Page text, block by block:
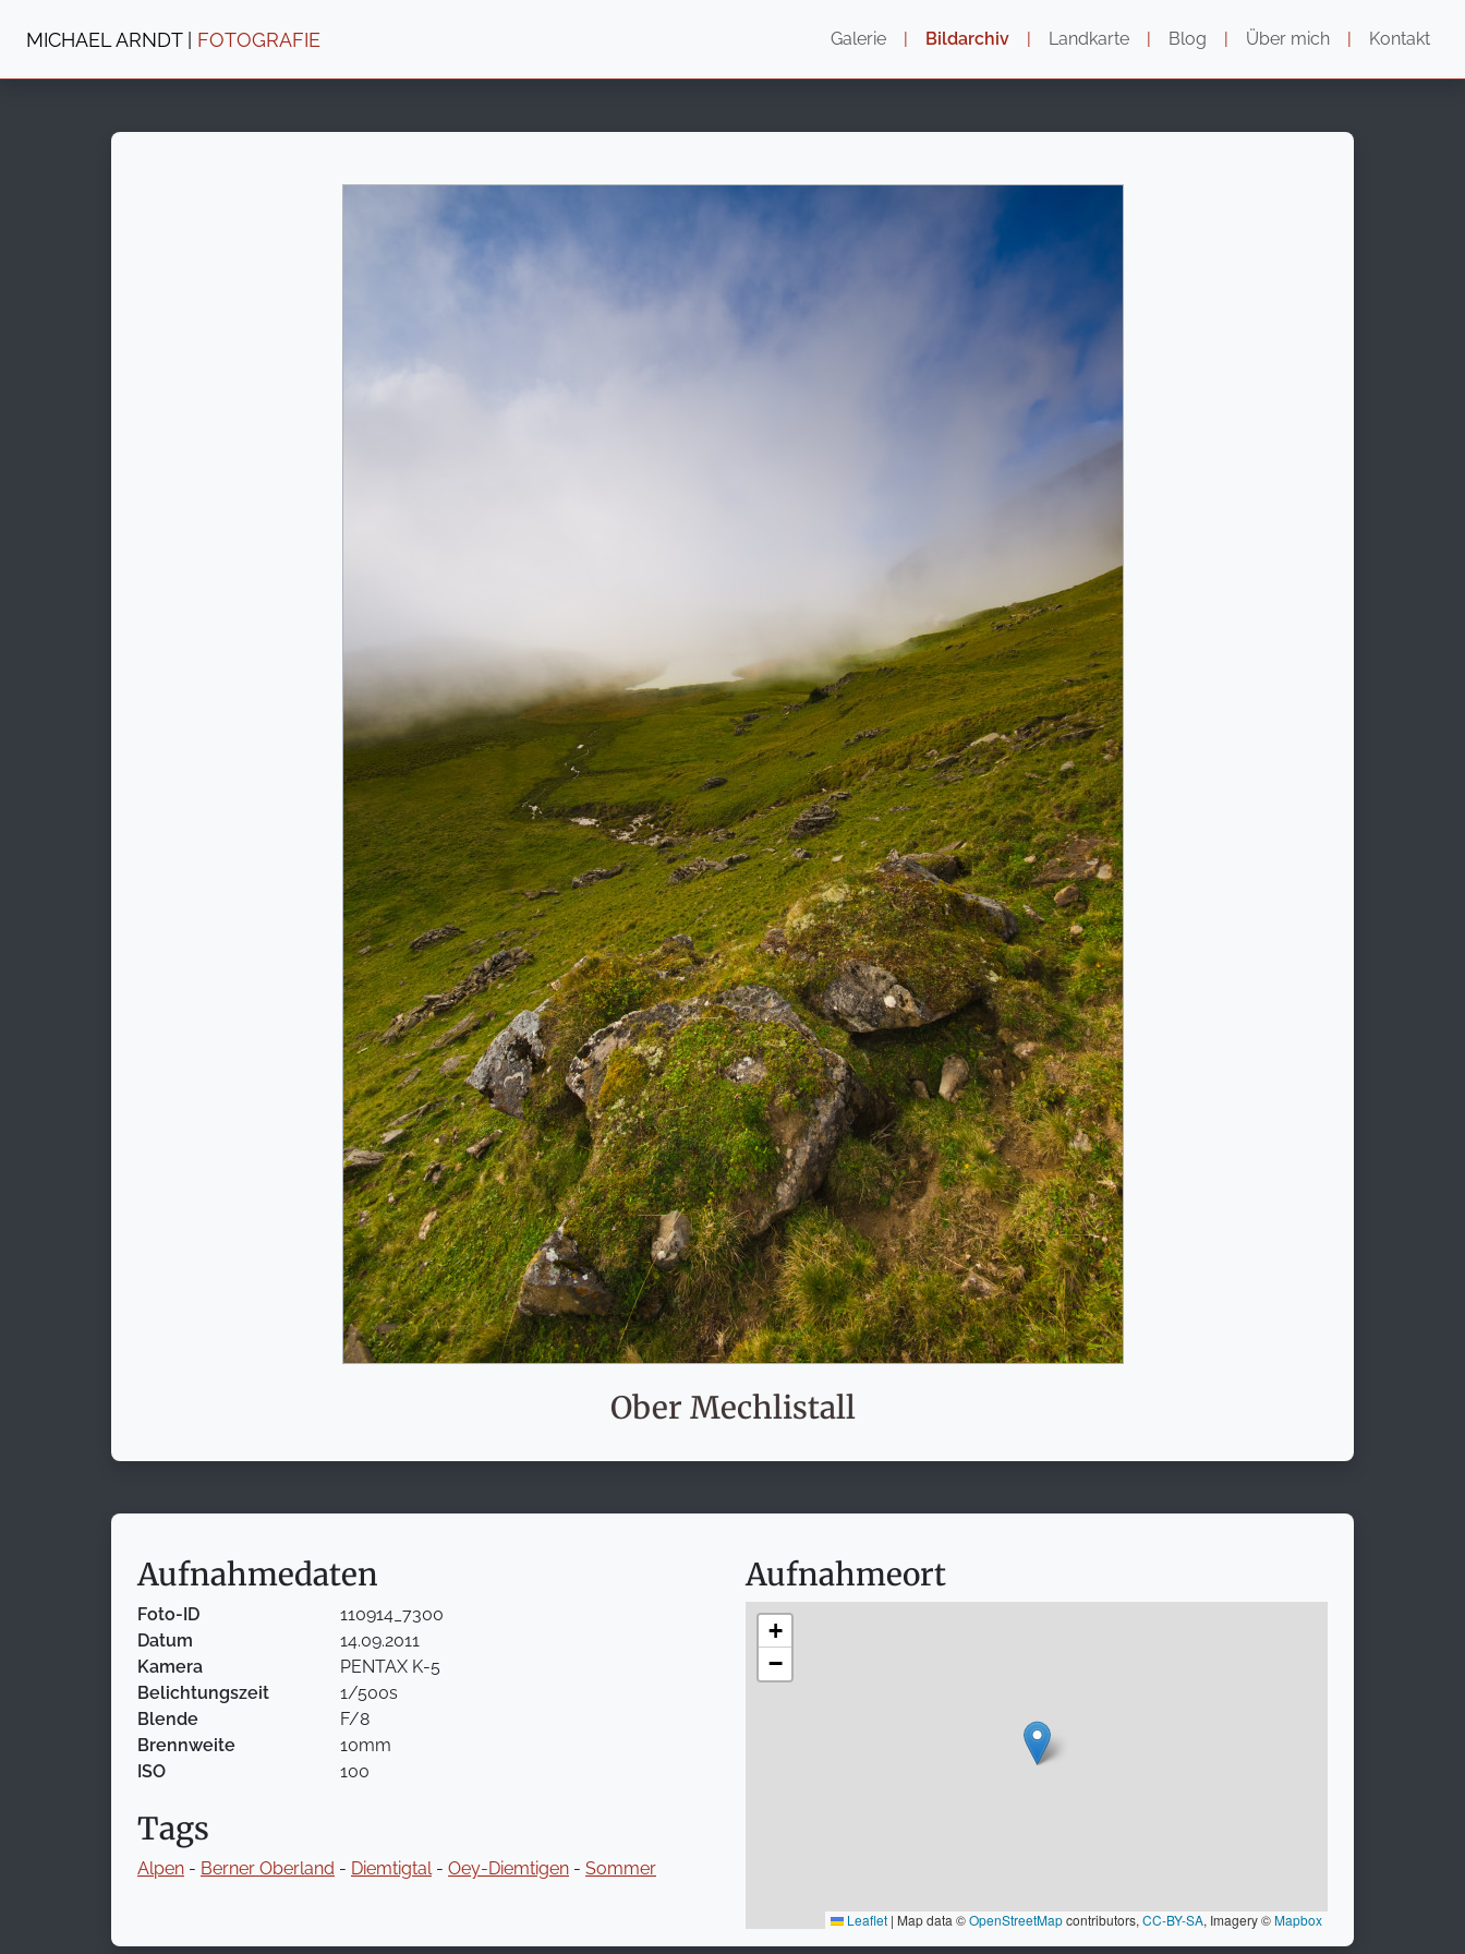
MICHAEL ARNDT | FOTOGRAFIE Galerie | Bildarchiv | Landkarte | Blog | Über mich | Kontakt
Ober Mechlistall
Aufnahmedaten
Foto-ID
110914_7300
Datum
14.09.2011
Kamera
PENTAX K-5
Belichtungszeit
1/500s
Blende
F/8
Brennweite
10mm
ISO
100
Tags
Alpen - Berner Oberland - Diemtigtal- Oey-Diemtigen - Sommer
Aufnahmeort
+
−
Leaflet | Map data ©OpenStreetMapcontributors, CC-BY-SA, Imagery ©Mapbox